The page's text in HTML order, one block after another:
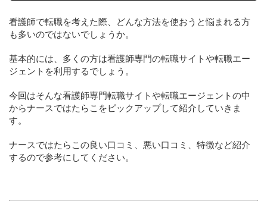
看護師で転職を考えた際、どんな方法を使おうと悩まれる方
も多いのではないでしょうか。
基本的には、多くの方は看護師専門の転職サイトや転職エー
ジェントを利用するでしょう。
今回はそんな看護師専門転職サイトや転職エージェントの中
からナースではたらこをピックアップして紹介していきま
す。
ナースではたらこの良い口コミ、悪い口コミ、特徴など紹介
するので参考にしてください。